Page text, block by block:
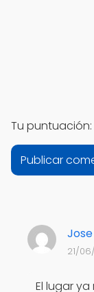
21/
El lugar ya
Tu puntuación: